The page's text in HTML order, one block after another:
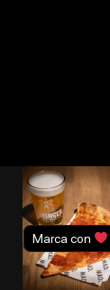
Marca con